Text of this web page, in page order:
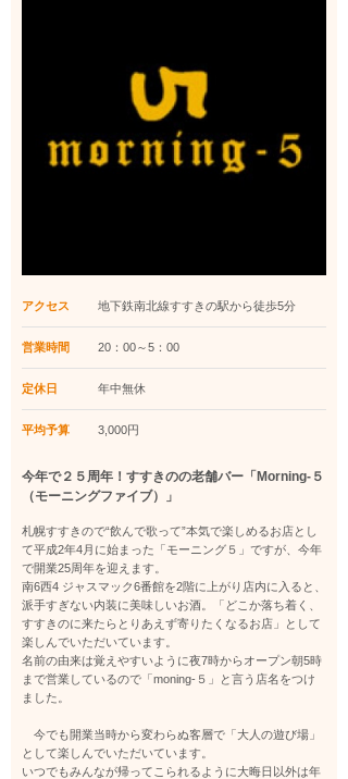
アクセス 地下鉄南北線すすきの駅から徒歩5分
営業時間 20：00～5：00
定休日 年中無休
平均予算 3,000円
今年で２５周年！すすきのの老舗バー「Morning-５
（モーニングファイブ）」
札幌すすきので“飲んで歌って”本気で楽しめるお店とし
て平成2年4月に始まった「モーニング５」ですが、今年
で開業25周年を迎えます。
南6西4 ジャスマック6番館を2階に上がり店内に入ると、
派手すぎない内装に美味しいお酒。「どこか落ち着く、
すすきのに来たらとりあえず寄りたくなるお店」として
楽しんでいただいています。
名前の由来は覚えやすいように夜7時からオープン朝5時
まで営業しているので「moning-５」と言う店名をつけ
ました。
今でも開業当時から変わらぬ客層で「大人の遊び場」
として楽しんでいただいています。
いつでもみんなが帰ってこられるように大晦日以外は年